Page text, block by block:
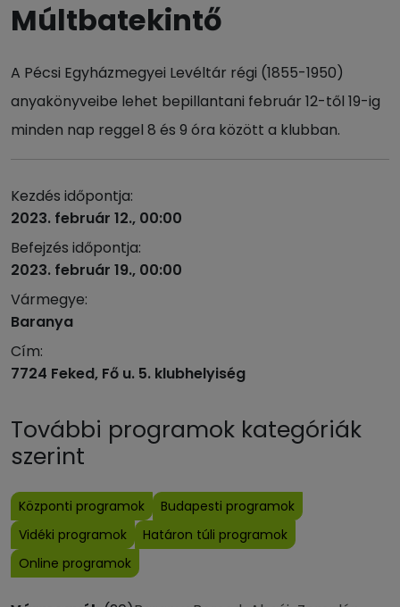
Múltbatekintő
A Pécsi Egyházmegyei Levéltár régi (1855-1950)
anyakönyveibe lehet bepillantani február 12-től 19-ig
minden nap reggel 8 és 9 óra között a klubban.
Kezdés időpontja:
2023. február 12., 00:00
Befejzés időpontja:
2023. február 19., 00:00
Vármegye:
Baranya
Cím:
7724 Feked, Fő u. 5. klubhelyiség
További programok kategóriák
szerint
Központi programok
Budapesti programok
Vidéki programok
Határon túli programok
Online programok